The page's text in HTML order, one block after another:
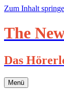
Zum Inhalt
The
Das
Menü